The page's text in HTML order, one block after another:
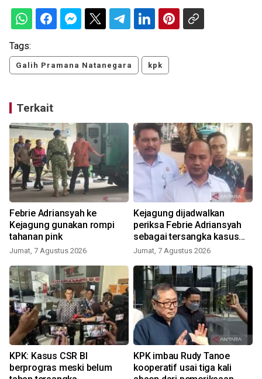
Tags:
Galih Pramana Natanegara kpk
Terkait
Febrie Adriansyah ke
Kejagung gunakan rompi
tahanan pink
Jumat, 7 Agustus 2026
Kejagung dijadwalkan
periksa Febrie Adriansyah
sebagai tersangka kasus
TPPU
Jumat, 7 Agustus 2026
KPK: Kasus CSR BI
berprogras meski belum
KPK imbau Rudy Tanoe
kooperatif usai tiga kali